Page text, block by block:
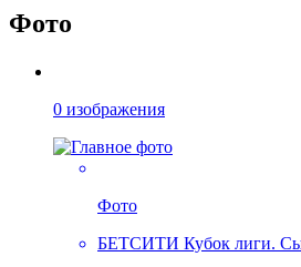
Фото
0 изображения
Фото
БЕТСИТИ Кубок лиги.